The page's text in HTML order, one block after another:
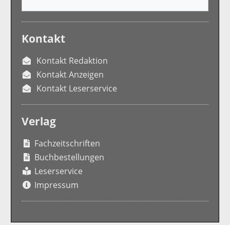
Kontakt
Kontakt Redaktion
Kontakt Anzeigen
Kontakt Leserservice
Verlag
Fachzeitschriften
Buchbestellungen
Leserservice
Impressum